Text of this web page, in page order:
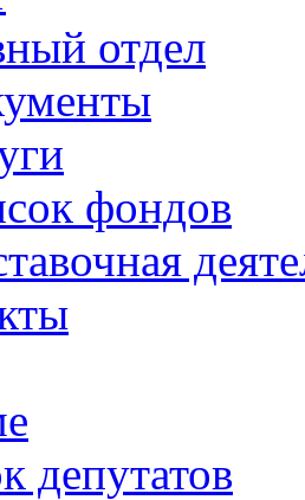
отдел
фондов
депутатов